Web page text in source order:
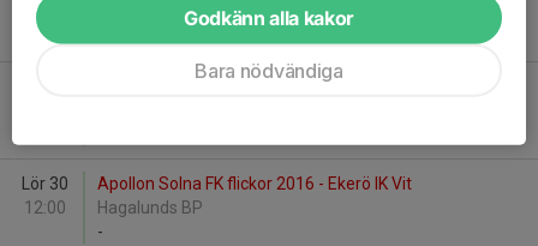
10:00
Stuvsta IP 2
Apollon Solna FK flickor 2015 - Sköndals IK FK blå
Lör 30
12:00
Apollon Solna FK flickor 2016 - Ekerö IK Vit
Hagalunds BP
-
Godkänn alla kakor
Bara nödvändiga